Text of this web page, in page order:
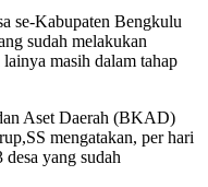
se-Kabupaten Bengkulu
sudah melakukan
masih dalam tahap
Aset Daerah (BKAD)
mengatakan, per hari
yang sudah